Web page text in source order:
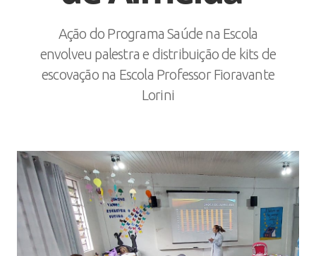
Ação do Programa Saúde na Escola
envolveu palestra e distribuição de kits de
escovação na Escola Professor Fioravante
Lorini